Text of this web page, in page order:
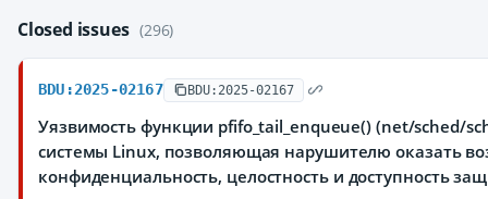
Closed issues (296)
BDU:2025-02167 BDU:2025-02167
Уязвимость функции pfifo_tail_enqueue() (net/sched/
системы Linux, позволяющая нарушителю оказать
конфиденциальность, целостность и доступность